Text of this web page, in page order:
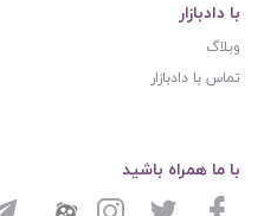
با دادبازار
وبلاگ
تماس با دادبازار
با ما همراه باشید